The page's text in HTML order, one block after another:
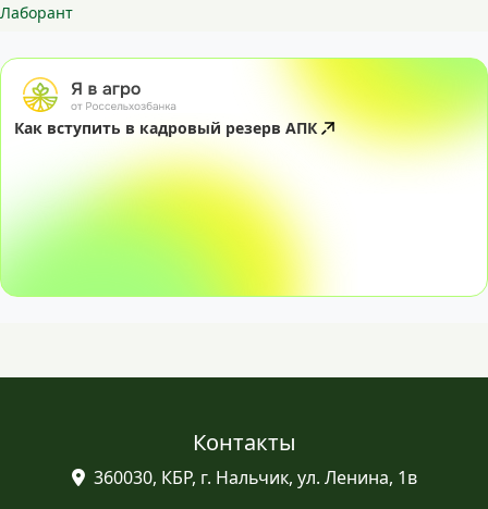
Лаборант
Как вступить в кадровый резерв АПК
Контакты
360030, КБР, г. Нальчик, ул. Ленина, 1в